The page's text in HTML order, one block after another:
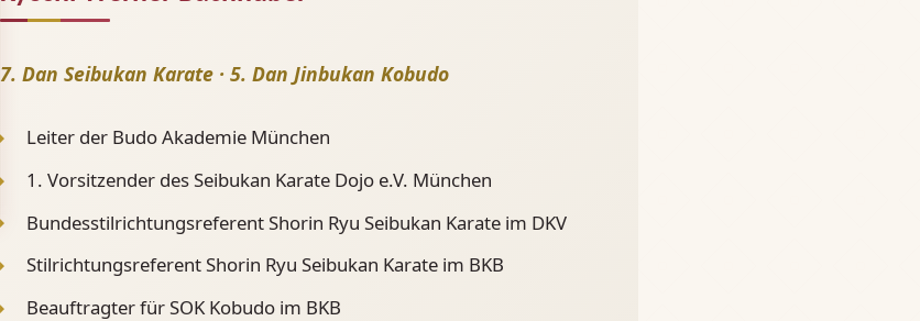
7. Dan Seibukan Karate · 5. Dan Jinbukan Kobudo
Leiter der Budo Akademie München
1. Vorsitzender des Seibukan Karate Dojo e.V. München
Bundesstilrichtungsreferent Shorin Ryu Seibukan Karate im DKV
Stilrichtungsreferent Shorin Ryu Seibukan Karate im BKB
Beauftragter für SOK Kobudo im BKB